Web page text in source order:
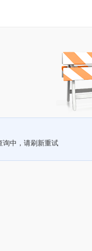
询中，请刷新重试